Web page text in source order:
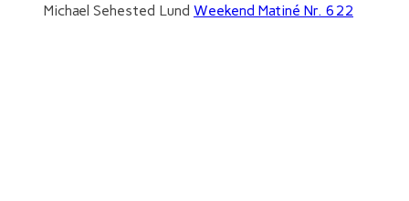
Michael Sehested Lund Weekend Matiné Nr. 622